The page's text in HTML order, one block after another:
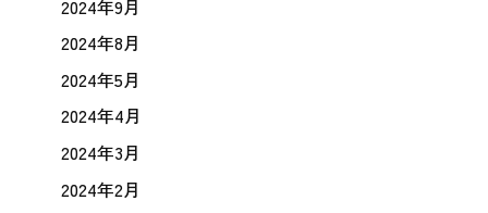
2024年9月
2024年8月
2024年5月
2024年4月
2024年3月
2024年2月